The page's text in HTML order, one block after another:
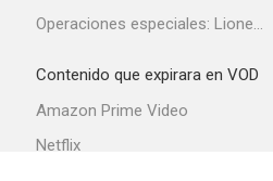
Operaciones especiales: Lioness
Contenido que expirara en VOD
Amazon Prime Video
Netflix